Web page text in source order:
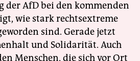
der AfD bei den kommenden
wie stark rechtsextreme
sind. Gerade jetzt
und Solidarität. Auch
Menschen, die sich vor Ort